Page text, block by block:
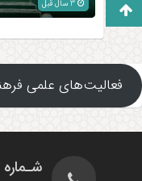
برو بالا
فعالیت‌های علمی